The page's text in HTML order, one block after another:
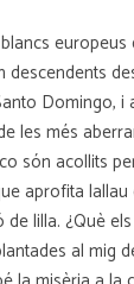
Domingo,
les més
són acollits
aprofita lallau
de lilla. ¿Què
al mig